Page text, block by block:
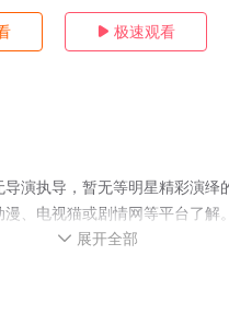
 极速观看
演执导，暂无等明星精彩演
、电视猫或剧情网等平台了解。
 展开全部